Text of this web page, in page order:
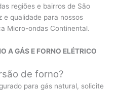
regiões e bairros de São
e qualidade para nossos
Micro-ondas Continental.
A GÁS E FORNO ELÉTRICO
de forno?
para gás natural, solicite